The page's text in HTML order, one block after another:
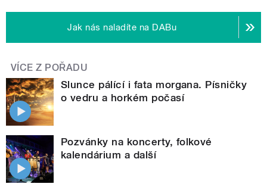
Jak nás naladíte na DABu
VÍCE Z POŘADU
Slunce pálící i fata morgana. Písničky
o vedru a horkém počasí
Pozvánky na koncerty, folkové
kalendárium a další